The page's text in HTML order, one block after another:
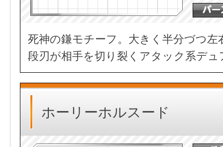
死神の鎌モチーフ。大きく半分づつ
段刃が相手を切り裂くアタック系デ
ホーリーホルスード